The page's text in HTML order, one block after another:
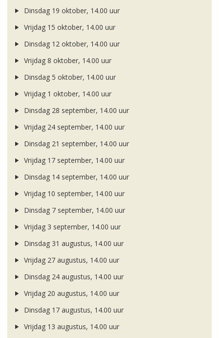
Dinsdag 19 oktober, 14.00 uur
Vrijdag 15 oktober, 14.00 uur
Dinsdag 12 oktober, 14.00 uur
Vrijdag 8 oktober, 14.00 uur
Dinsdag 5 oktober, 14.00 uur
Vrijdag 1 oktober, 14.00 uur
Dinsdag 28 september, 14.00 uur
Vrijdag 24 september, 14.00 uur
Dinsdag 21 september, 14.00 uur
Vrijdag 17 september, 14.00 uur
Dinsdag 14 september, 14.00 uur
Vrijdag 10 september, 14.00 uur
Dinsdag 7 september, 14.00 uur
Vrijdag 3 september, 14.00 uur
Dinsdag 31 augustus, 14.00 uur
Vrijdag 27 augustus, 14.00 uur
Dinsdag 24 augustus, 14.00 uur
Vrijdag 20 augustus, 14.00 uur
Dinsdag 17 augustus, 14.00 uur
Vrijdag 13 augustus, 14.00 uur